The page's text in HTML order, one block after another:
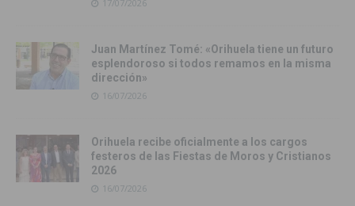
17/07/2026
Juan Martínez Tomé: «Orihuela tiene un futuro
esplendoroso si todos remamos en la misma
dirección»
16/07/2026
Orihuela recibe oficialmente a los cargos
festeros de las Fiestas de Moros y Cristianos
2026
16/07/2026